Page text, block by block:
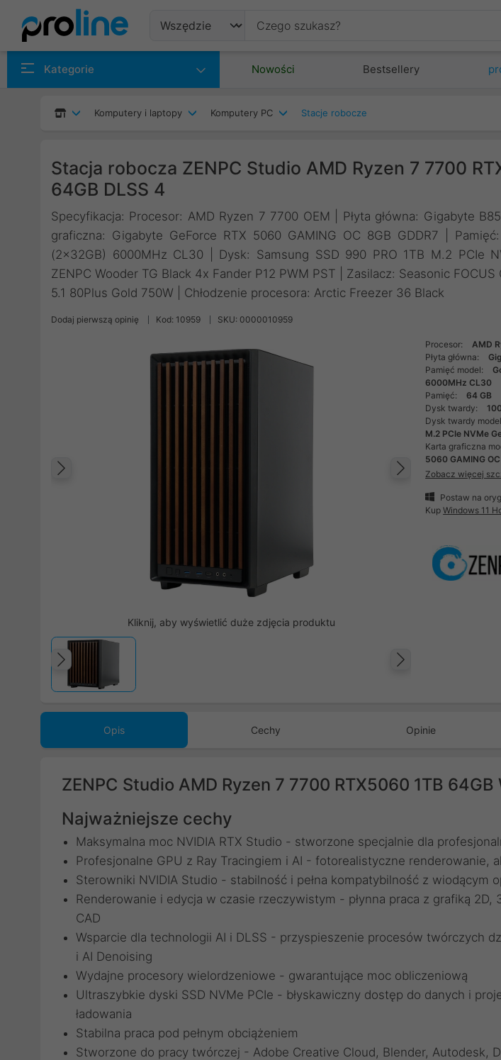
Kategorie Nowości Bestsellery
Komputery i laptopy Komputery PC Stacje robocze
Stacja robocza ZENPC Studio AMD Ryzen 7 7700
64GB DLSS 4
Specyfikacja: Procesor: AMD Ryzen 7 7700 OEM | Płyta główna: Gigabyte
graficzna: Gigabyte GeForce RTX 5060 GAMING OC 8GB GDDR7 |
(2x32GB) 6000MHz CL30 | Dysk: Samsung SSD 990 PRO 1TB M.2 PCIe
ZENPC Wooder TG Black 4x Fander P12 PWM PST | Zasilacz: Seasonic FOCUS
5.1 80Plus Gold 750W | Chłodzenie procesora: Arctic Freezer 36 Black
Dodaj pierwszą opinię Kod: 10959 SKU: 0000010959
Następny
Kliknij, aby wyświetlić duże zdjęcia produktu
Poprzedni
Procesor:
AMD
Płyta główna:
Pamięć model:
6000MHz CL30
Pamięć:
64 GB
Dysk twardy:
Dysk twardy
M.2 PCIe NVMe
Karta graficzna
5060 GAMING
Zobacz więcej
Postaw na
KupWindows 11
Opis Cechy Opinie
ZENPC Studio AMD Ryzen 7 7700 RTX5060 1TB 64GB
Najważniejsze cechy
Maksymalna moc NVIDIA RTX Studio - stworzone specjalnie dla
Profesjonalne GPU z Ray Tracingiem i AI - fotorealistyczne renderowanie,
Sterowniki NVIDIA Studio - stabilność i pełna kompatybilność z wiodącym
Renderowanie i edycja w czasie rzeczywistym - płynna praca z grafiką 2D,
CAD
Wsparcie dla technologii AI i DLSS - przyspieszenie procesów twórczych
i AI Denoising
Wydajne procesory wielordzeniowe - gwarantujące moc obliczeniową
Ultraszybkie dyski SSD NVMe PCIe - błyskawiczny dostęp do danych i
ładowania
Stabilna praca pod pełnym obciążeniem
Stworzone do pracy twórczej - Adobe Creative Cloud, Blender, Autodesk,